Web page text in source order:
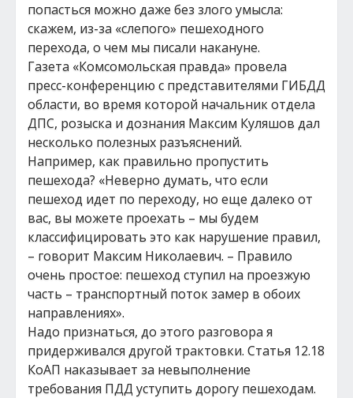
попасться можно даже без злого умысла:
скажем, из-за «слепого» пешеходного
перехода, о чем мы писали накануне.
Газета «Комсомольская правда» провела
пресс-конференцию с представителями ГИБДД
области, во время которой начальник отдела
ДПС, розыска и дознания Максим Куляшов дал
несколько полезных разъяснений.
Например, как правильно пропустить
пешехода? «Неверно думать, что если
пешеход идет по переходу, но еще далеко от
вас, вы можете проехать – мы будем
классифицировать это как нарушение правил,
– говорит Максим Николаевич. – Правило
очень простое: пешеход ступил на проезжую
часть – транспортный поток замер в обоих
направлениях».
Надо признаться, до этого разговора я
придерживался другой трактовки. Статья 12.18
КоАП наказывает за невыполнение
требования ПДД уступить дорогу пешеходам.